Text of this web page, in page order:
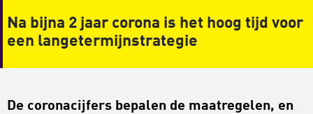
Na bijna 2 jaar corona is het hoog tijd voor
een langetermijnstrategie
De coronacijfers bepalen de maatregelen, en